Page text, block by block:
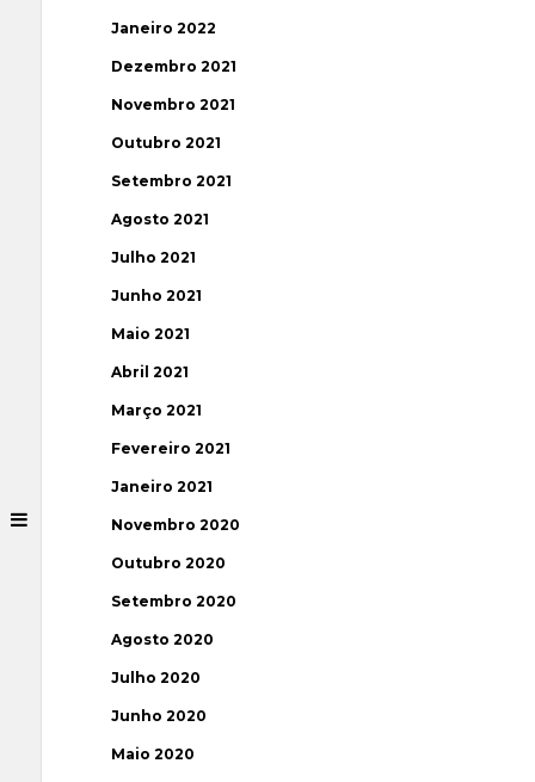
Janeiro 2022
Dezembro 2021
Novembro 2021
Outubro 2021
Setembro 2021
Agosto 2021
Julho 2021
Junho 2021
Maio 2021
Abril 2021
Março 2021
Fevereiro 2021
Janeiro 2021
Novembro 2020
Outubro 2020
Setembro 2020
Agosto 2020
Julho 2020
Junho 2020
Maio 2020